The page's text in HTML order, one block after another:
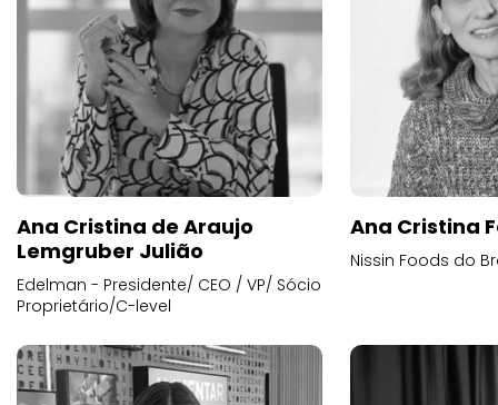
Ana Cristina de Araujo
Lemgruber Julião
Edelman - Presidente/ CEO / VP/ Sócio
Proprietário/C-level
Ana Cristina
Nissin Foods do